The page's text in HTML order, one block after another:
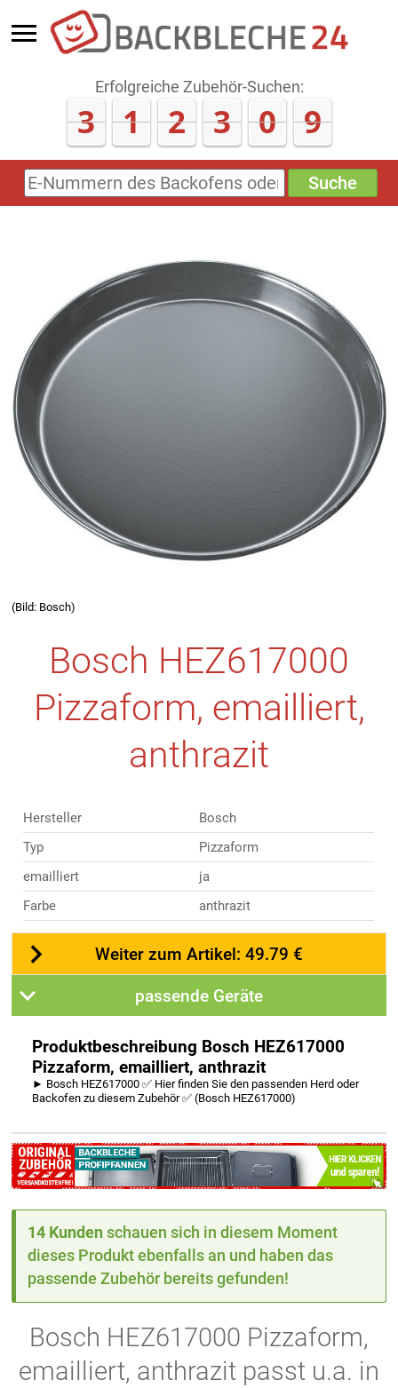
Erfolgreiche Zubehör-Suchen:
3 1 2 3 0 9
E-
Nummern
Sonderzeichen)
Suche
(Bild: Bosch)
Bosch HEZ617000
Pizzaform, emailliert,
anthrazit
Hersteller
Bosch
Typ
Pizzaform
emailliert
ja
Farbe
anthrazit
Weiter zum Artikel: 49.79 €
passende Geräte
Produktbeschreibung Bosch HEZ617000
Pizzaform, emailliert, anthrazit
► Bosch HEZ617000 ✅ Hier finden Sie den passenden Herd oder
Backofen zu diesem Zubehör ✅ (Bosch HEZ617000)
14 Kunden schauen sich in diesem Moment
dieses Produkt ebenfalls an und haben das
passende Zubehör bereits gefunden!
Bosch HEZ617000 Pizzaform,
emailliert, anthrazit passt u.a. in